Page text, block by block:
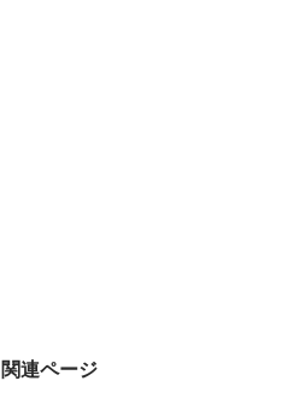
関連ページ